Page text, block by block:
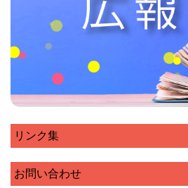
リンク集
お問い合わせ